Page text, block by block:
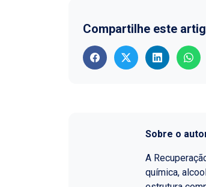
Compartilhe este
Sobre o
A
química,